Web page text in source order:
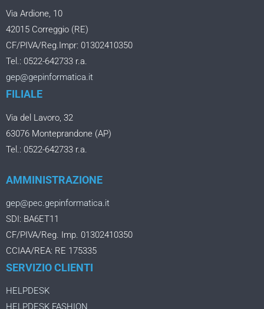
Via Ardione, 10
42015 Correggio (RE)
CF/PIVA/Reg.Impr: 01302410350
Tel.: 0522-642733 r.a.
gep@gepinformatica.it
FILIALE
Via del Lavoro, 32
63076 Monteprandone (AP)
Tel.: 0522-642733 r.a.
AMMINISTRAZIONE
gep@pec.gepinformatica.it
SDI: BA6ET11
CF/PIVA/Reg. Imp. 01302410350
CCIAA/REA: RE 175335
SERVIZIO CLIENTI
HELPDESK
HELPDESK FASHION